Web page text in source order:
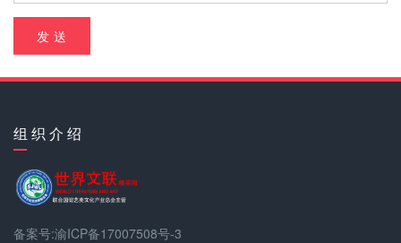
发 送
组 织 介 绍
备案号:渝ICP备17007508号-3